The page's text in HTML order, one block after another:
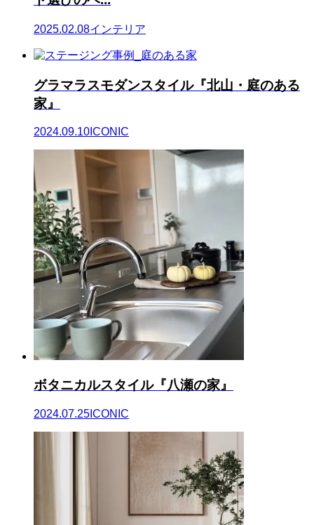
2025.02.08インテリア
グラマラスモダンスタイル『北山・庭のある
家』
2024.09.10 ICONIC
ボタニカルスタイル『八瀬の家』
2024.07.25 ICONIC